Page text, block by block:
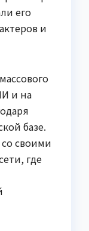
его
и
и на
базе.
своими
где